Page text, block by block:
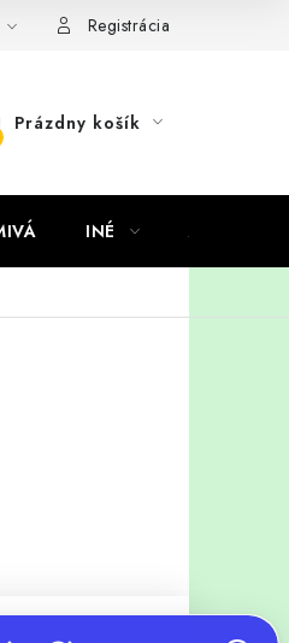
Registrácia
Prázdny košík
INÉ